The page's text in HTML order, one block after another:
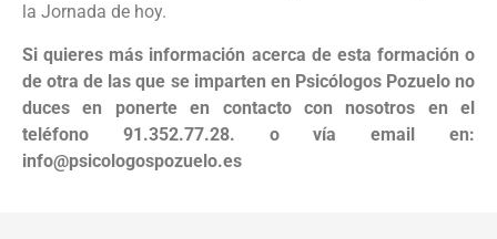
la Jornada de hoy.
Si quieres más información acerca de esta formación o
de otra de las que se imparten en Psicólogos Pozuelo no
duces en ponerte en contacto con nosotros en el
teléfono 91.352.77.28. o vía email en:
info@psicologospozuelo.es